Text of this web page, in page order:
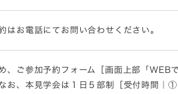
はお電話にてお問い合わせください。
、ご参加予約フォーム［画面上部「
なお、本見学会は１日５部制［受付時